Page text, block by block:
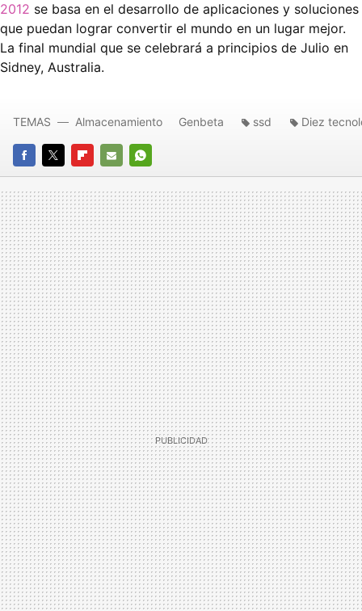
2012 se basa en el desarrollo de aplicaciones y soluciones
que puedan lograr convertir el mundo en un lugar mejor.
La final mundial que se celebrará a principios de Julio en
Sidney, Australia.
FACEBOOK
TWITTERFLIPBOARD
E-
MAIL
WHATSAPP
TEMAS Almacenamiento Genbeta ssd Diez